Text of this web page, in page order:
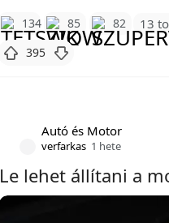
134 85 82 13
395
Autó és Motor
verfarkas 1 hete
Le lehet állítani a